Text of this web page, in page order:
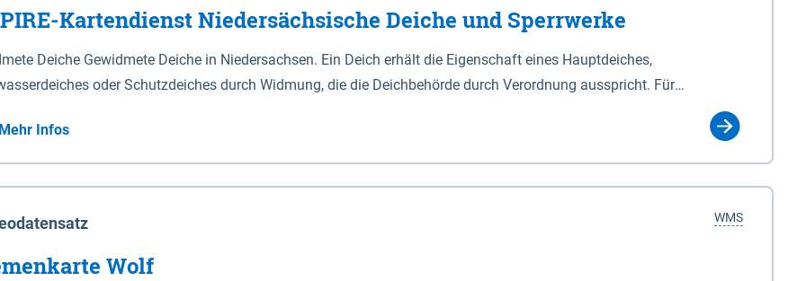
Kartendienst Niedersächsische Deiche und Sperrwerke
Deiche Gewidmete Deiche in Niedersachsen. Ein Deich erhält die Eigenschaft eines Hauptdeiches,
oder Schutzdeiches durch Widmung, die die Deichbehörde durch Verordnung ausspricht. Für
Deiche gelten die Bestimmungen des Niedersächsischen Deichgesetzes (NDG). Die Widmung "2.Deichlinie" ist
Sperrwerke Sperrwerke sind Bauwerke mit Sperrvorrichtungen in Tidegewässern, die dem
eines Gebietes vor erhöhten Tiden, vor allem vor Sturmfluten, zu dienen bestimmt sind (§2 Abs.3 NDG). Ein Bauwerk
Art erhält die Eigenschaft eines Sperrwerkes durch Widmung, die die Deichbehörde durch Verordnung
Mehr Infos
WMS
Wolf